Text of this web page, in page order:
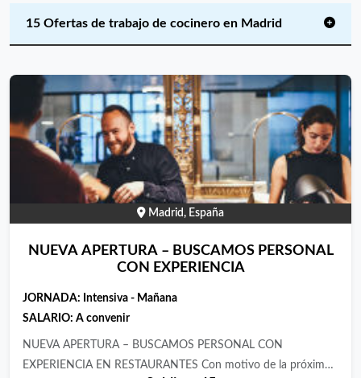
15 Ofertas de trabajo de cocinero en Madrid
Madrid, España
NUEVA APERTURA – BUSCAMOS PERSONAL
CON EXPERIENCIA
JORNADA: Intensiva - Mañana
SALARIO: A convenir
NUEVA APERTURA – BUSCAMOS PERSONAL CON
EXPERIENCIA EN RESTAURANTES Con motivo de la próxima